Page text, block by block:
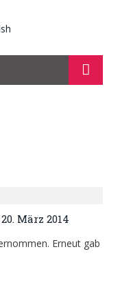
März 2014
Erneut gab